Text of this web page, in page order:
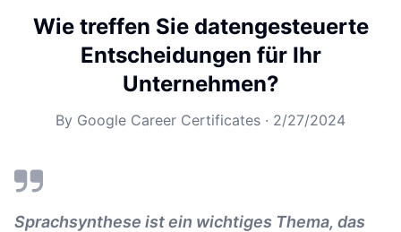
Wie treffen Sie datengesteuerte
Entscheidungen für Ihr
Unternehmen?
By Google Career Certificates · 2/27/2024
Sprachsynthese ist ein wichtiges Thema, das